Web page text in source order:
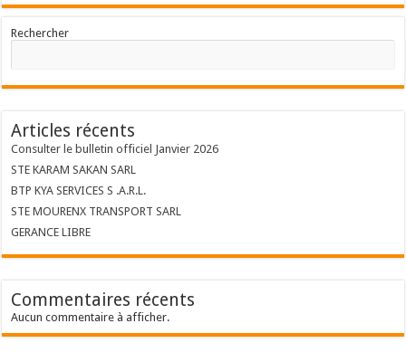
Rechercher
Articles récents
Consulter le bulletin officiel Janvier 2026
STE KARAM SAKAN SARL
BTP KYA SERVICES S .A.R.L.
STE MOURENX TRANSPORT SARL
GERANCE LIBRE
Commentaires récents
Aucun commentaire à afficher.